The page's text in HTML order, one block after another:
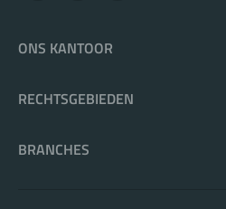
ONS KANTOOR
RECHTSGEBIEDEN
BRANCHES